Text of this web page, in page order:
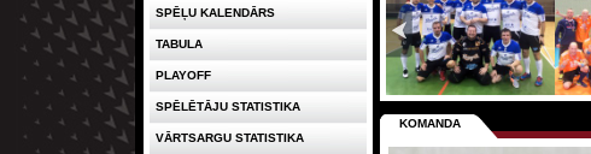
KOMANDA
SPĒĻU KALENDĀRS
TABULA
PLAYOFF
SPĒLĒTĀJU STATISTIKA
VĀRTSARGU STATISTIKA